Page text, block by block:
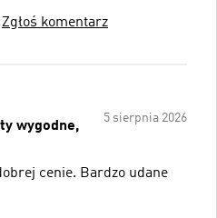
Zgłoś komentarz
5 sierpnia 2026
wygodne,
cenie. Bardzo udane